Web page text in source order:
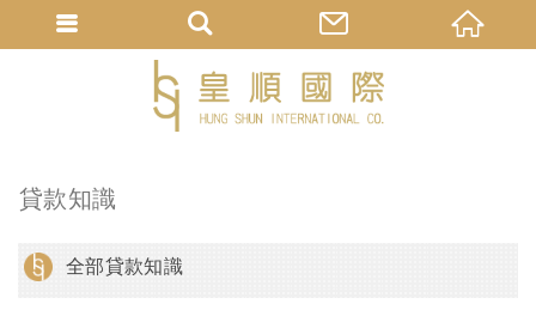
貸款知識
全部貸款知識